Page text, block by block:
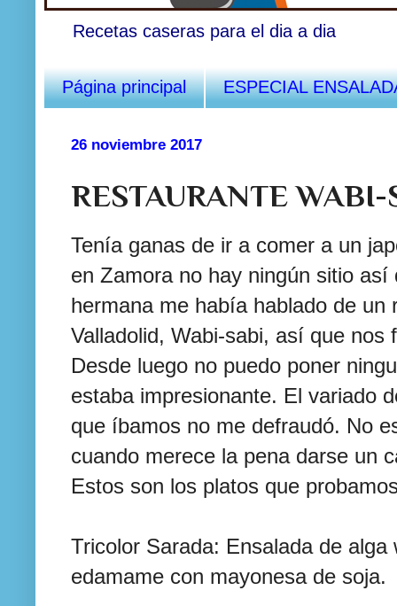
Recetas caseras para el dia a dia
Página principal ESPECIAL
26 noviembre 2017
RESTAURANTE WABI-
Tenía ganas de ir a comer a un
en Zamora no hay ningún sitio
hermana me había hablado de un
Valladolid, Wabi-sabi, así que
Desde luego no puedo poner
estaba impresionante. El variado
que íbamos no me defraudó. No
cuando merece la pena darse un
Estos son los platos que
Tricolor Sarada: Ensalada de
edamame con mayonesa de soja.